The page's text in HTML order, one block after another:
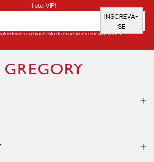
lista VIP!
INSCREVA-
SE
que você está de acordo com nossos termos.